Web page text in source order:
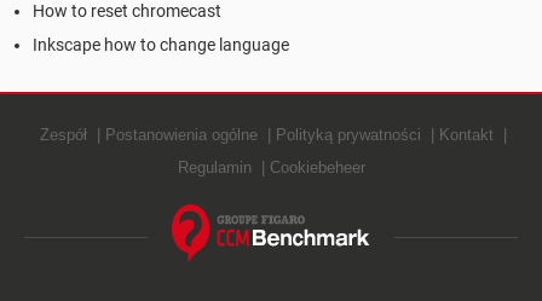
How to reset chromecast
Inkscape how to change language
Zespół Postanowienia ogólne Polityką prywatności
Kontakt
Regulamin
Cookiebeheer